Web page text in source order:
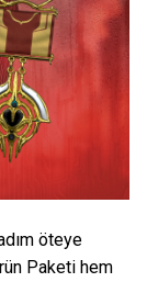
öteye
Paketi hem